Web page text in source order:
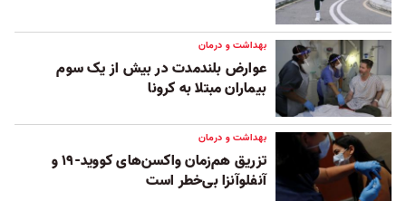
بهداشت و درمان
عوارض بلند‌مدت در بیش از یک سوم
بیماران مبتلا به کرونا
بهداشت و درمان
تزریق هم‌زمان واکسن‌های کووید-۱۹ و
آنفلوآنزا بی‌خطر است